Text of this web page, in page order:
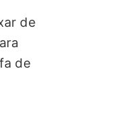
de
de